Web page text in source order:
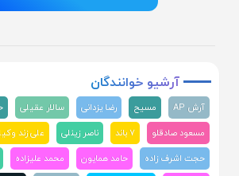
آرشیو خوانندگان
آرش AP مسیح رضا یزدانی سالار عقیلی
مسعود صادقلو
۷ باند ناصر زینلی
علی زند
حجت اشرف زاده
حامد همایون محمد علیزاده